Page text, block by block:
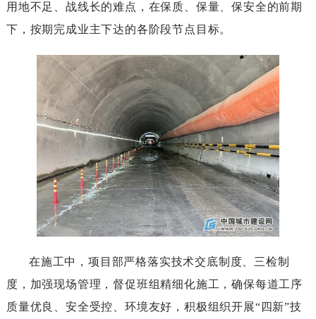
用地不足、战线长的难点，在保质、保量、保安全的前期
下，按期完成业主下达的各阶段节点目标。
在施工中，项目部严格落实技术交底制度、三检制
度，加强现场管理，督促班组精细化施工，确保每道工序
质量优良、安全受控、环境友好，积极组织开展“四新”技